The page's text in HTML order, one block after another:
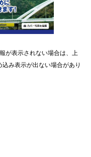
が表示されない場合は、上
込み表示が出ない場合があり